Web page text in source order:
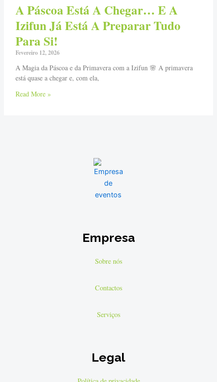
A Páscoa Está A Chegar… E A
Izifun Já Está A Preparar Tudo
Para Si!
Fevereiro 12, 2026
A Magia da Páscoa e da Primavera com a Izifun 🌸 A primavera
está quase a chegar e, com ela,
Read More »
Empresa
Sobre nós
Contactos
Serviços
Legal